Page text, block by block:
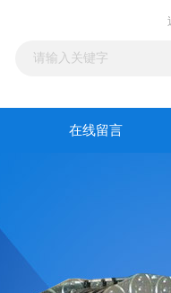
在线留言